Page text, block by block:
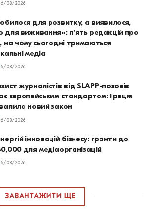
08/2026
для розвитку, а виявилося,
для виживання»: п’ять редакцій про
на чому сьогодні тримаються
медіа
08/2026
журналістів від SLAPP-позовів
європейським стандартом: Греція
новий закон
08/2026
інновацій бізнесу: гранти до
для медіаорганізацій
08/2026
ЗАВАНТАЖИТИ ЩЕ